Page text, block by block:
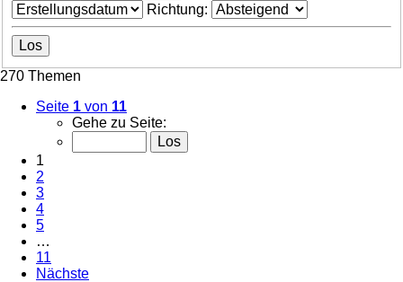
Richtung:
270 Themen
Seite 1 von 11
Gehe zu Seite:
1
2
3
4
5
…
11
Nächste